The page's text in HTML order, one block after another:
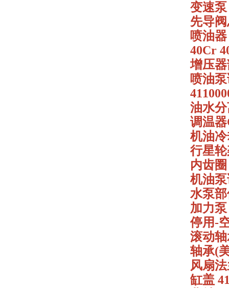
变速泵
先导阀
喷油
40Cr
增压器
喷油
油水分
调温器
机油冷
行星轮
内齿
机油泵
水泵部
加力泵
停用-
滚动轴
轴承(
风扇法
缸盖